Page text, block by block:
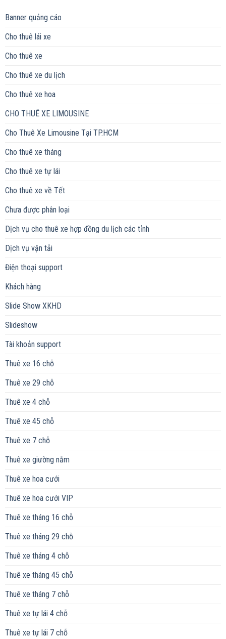
Banner quảng cáo
Cho thuê lái xe
Cho thuê xe
Cho thuê xe du lịch
Cho thuê xe hoa
CHO THUÊ XE LIMOUSINE
Cho Thuê Xe Limousine Tại TP.HCM
Cho thuê xe tháng
Cho thuê xe tự lái
Cho thuê xe về Tết
Chưa được phân loại
Dịch vụ cho thuê xe hợp đồng du lịch các tỉnh
Dịch vụ vận tải
Điện thoại support
Khách hàng
Slide Show XKHD
Slideshow
Tài khoản support
Thuê xe 16 chỗ
Thuê xe 29 chỗ
Thuê xe 4 chỗ
Thuê xe 45 chỗ
Thuê xe 7 chỗ
Thuê xe giường nằm
Thuê xe hoa cưới
Thuê xe hoa cưới VIP
Thuê xe tháng 16 chỗ
Thuê xe tháng 29 chỗ
Thuê xe tháng 4 chỗ
Thuê xe tháng 45 chỗ
Thuê xe tháng 7 chỗ
Thuê xe tự lái 4 chỗ
Thuê xe tự lái 7 chỗ